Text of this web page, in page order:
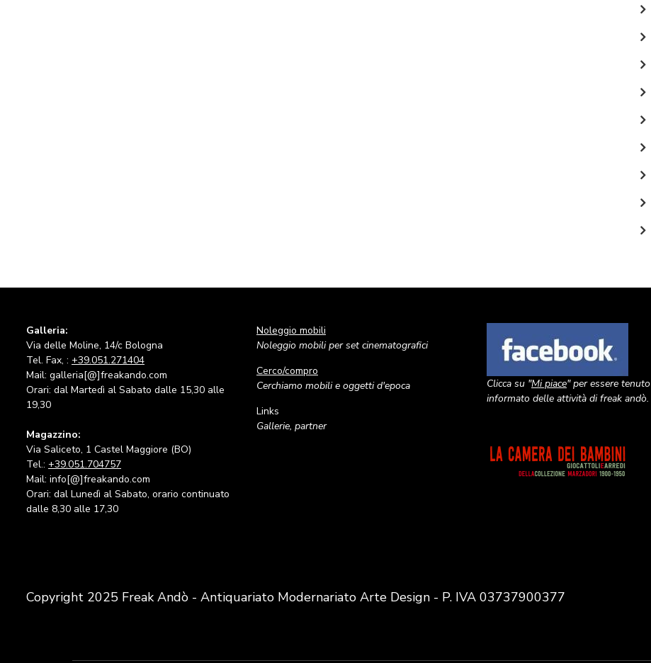
Galleria:
Via delle Moline, 14/c Bologna
Tel. Fax, : +39.051.271404
Mail: galleria[@]freakando.com
Orari: dal Martedì al Sabato dalle 15,30 alle
19,30
Magazzino:
Via Saliceto, 1 Castel Maggiore (BO)
Tel.: +39.051.704757
Mail: info[@]freakando.com
Orari: dal Lunedì al Sabato, orario continuato
dalle 8,30 alle 17,30
Noleggio mobili
Noleggio mobili per set cinematografici
Cerco/compro
Cerchiamo mobili e oggetti d'epoca
Links
Gallerie, partner
Clicca su "Mi piace" per essere tenuto
informato delle attività di freak andò.
Image
Copyright 2025 Freak Andò - Antiquariato Modernariato Arte Design - P. IVA 03737900377